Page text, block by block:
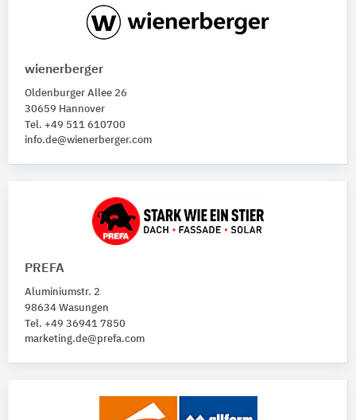
wienerberger
Oldenburger Allee 26
30659 Hannover
Tel. +49 511 610700
info.de@wienerberger.com
PREFA
Aluminiumstr. 2
98634 Wasungen
Tel. +49 36941 7850
marketing.de@prefa.com